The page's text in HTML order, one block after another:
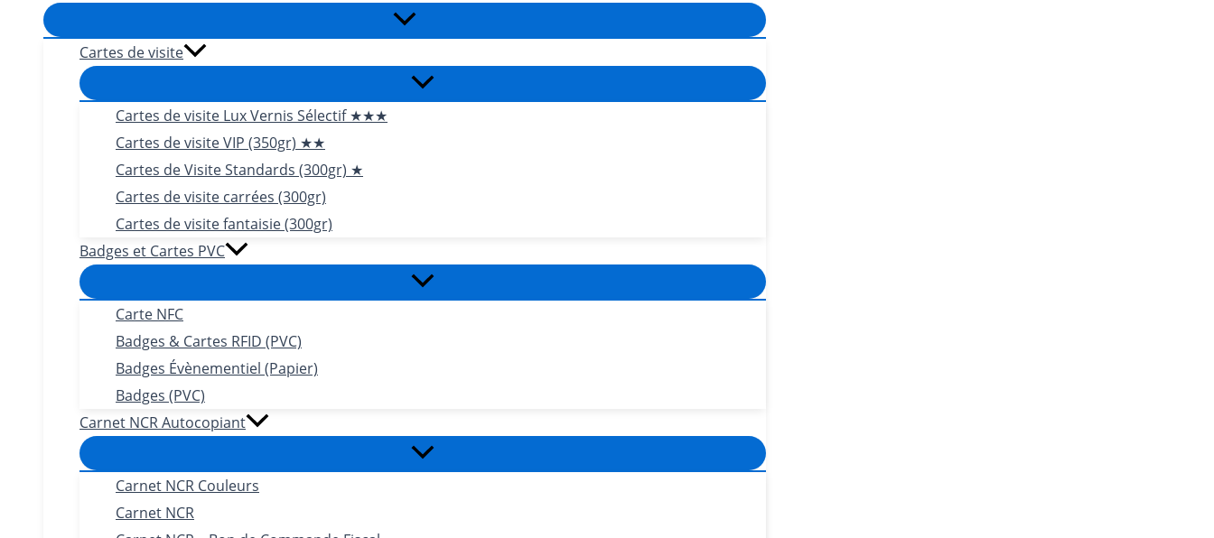
Cartes de visite
Cartes de visite Lux Vernis Sélectif ★★★
Cartes de visite VIP (350gr) ★★
Cartes de Visite Standards (300gr) ★
Cartes de visite carrées (300gr)
Cartes de visite fantaisie (300gr)
Badges et Cartes PVC
Carte NFC
Badges & Cartes RFID (PVC)
Badges Évènementiel (Papier)
Badges (PVC)
Carnet NCR Autocopiant
Carnet NCR Couleurs
Carnet NCR